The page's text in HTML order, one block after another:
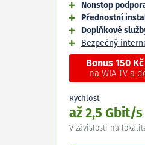
Nonstop
Přednostní
Doplňkové
Bezpečný
Bonus 150
na WIA TV a
Rychlost
až 2,5 Gbit/s
V závislosti na